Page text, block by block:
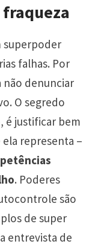
superpoder
falhas. Por
não denunciar
O segredo
é justificar bem
ela representa –
. Poderes
são
de super
entrevista de